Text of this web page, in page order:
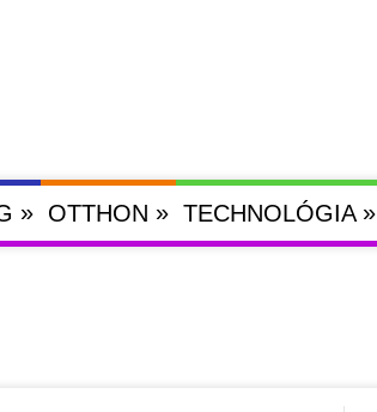
» OTTHON » TECHNOLÓGIA»